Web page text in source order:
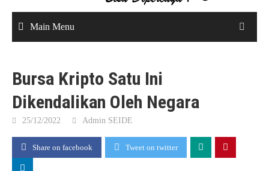
Main Menu
Bursa Kripto Satu Ini
Dikendalikan Oleh Negara
25/12/2022 Admin SEIDE
Share on facebook Tweet on twitter